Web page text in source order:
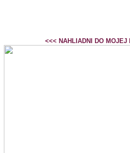
<<< NAHLIADNI DO MOJEJ